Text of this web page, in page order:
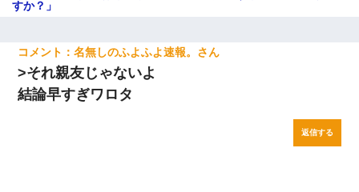
すか？」
名無しのふよふよ速報。
>それ親友じゃないよ
結論早すぎワロタ
返信する